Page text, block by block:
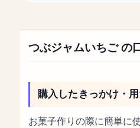
つぶジャムいちご の
購入したきっかけ・
お菓子作りの際に簡単に